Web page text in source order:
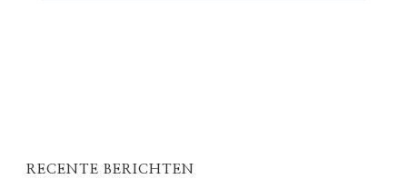
RECENTE BERICHTEN